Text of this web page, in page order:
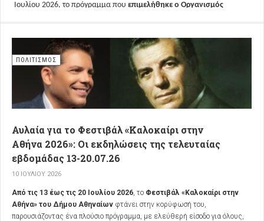
Ιουλίου 2026, το πρόγραμμα που επιμελήθηκε ο Οργανισμός
Πολιτισμού, Αθλητισμού και Νεολαίας του Δήμου Αθηναίων
(ΟΠΑΝΔΑ)μετέτρεψε 50 γειτονιές της πρωτεύουσας σε καθημερινό
σημείο συνάντησης τέχνης και ψυχαγωγίας.
ΠΟΛΙΤΙΣΜΌΣ
Αυλαία για το Φεστιβάλ «Καλοκαίρι στην
Αθήνα 2026»: Οι εκδηλώσεις της τελευταίας
εβδομάδας 13-20.07.26
10 ΙΟΥΛΊΟΥ 2026
Από τις 13 έως τις 20 Ιουλίου 2026, το Φεστιβάλ «Καλοκαίρι στην
Αθήνα» του Δήμου Αθηναίων φτάνει στην κορύφωσή του,
παρουσιάζοντας ένα πλούσιο πρόγραμμα, με ελεύθερή είσοδο για όλους,